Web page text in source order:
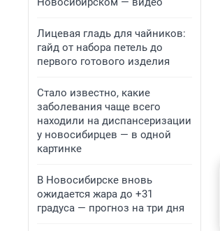
Лицевая гладь для чайников:
гайд от набора петель до
первого готового изделия
Стало известно, какие
заболевания чаще всего
находили на диспансеризации
у новосибирцев — в одной
картинке
В Новосибирске вновь
ожидается жара до +31
градуса — прогноз на три дня